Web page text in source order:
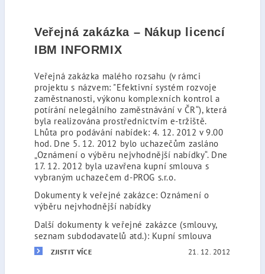
Veřejná zakázka – Nákup licencí
IBM INFORMIX
Veřejná zakázka malého rozsahu (v rámci
projektu s názvem: "Efektivní systém rozvoje
zaměstnanosti, výkonu komplexních kontrol a
potírání nelegálního zaměstnávání v ČR“), která
byla realizována prostřednictvím e-tržiště.
Lhůta pro podávání nabídek: 4. 12. 2012 v 9.00
hod. Dne 5. 12. 2012 bylo uchazečům zasláno
„Oznámení o výběru nejvhodnější nabídky“. Dne
17. 12. 2012 byla uzavřena kupní smlouva s
vybraným uchazečem d-PROG s.r.o.
Dokumenty k veřejné zakázce: Oznámení o
výběru nejvhodnější nabídky
Další dokumenty k veřejné zakázce (smlouvy,
seznam subdodavatelů atd.): Kupní smlouva
ZJISTIT VÍCE 21. 12. 2012